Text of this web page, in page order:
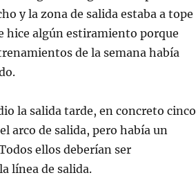
y la zona de salida estaba a tope
hice algún estiramiento porque
de la semana había
la salida tarde, en concreto cinco
arco de salida, pero había un
ellos deberían ser
línea de salida.